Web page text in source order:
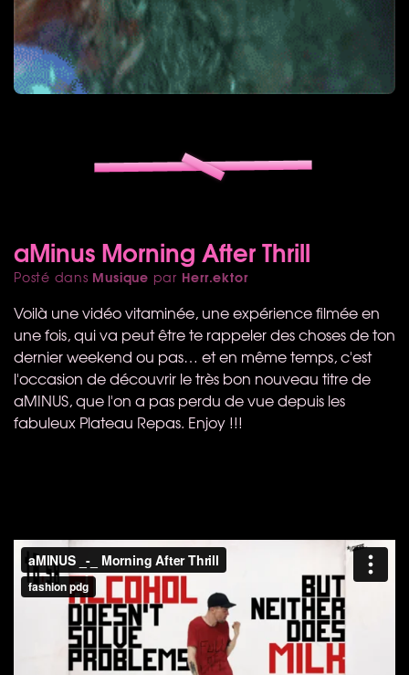
aMinus Morning After Thrill
Posté dans Musique par Herr.ektor
Voilà une vidéo vitaminée, une expérience filmée en
une fois, qui va peut être te rappeler des choses de ton
dernier weekend ou pas… et en même temps, c'est
l'occasion de découvrir le très bon nouveau titre de
aMINUS, que l'on a pas perdu de vue depuis les
fabuleux Plateau Repas. Enjoy !!!